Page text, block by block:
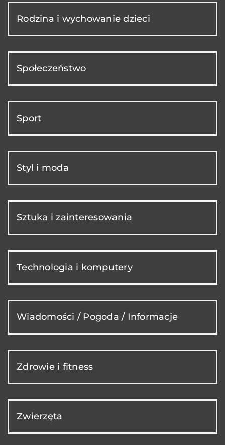
Rodzina i wychowanie dzieci
Społeczeństwo
Sport
Styl i moda
Sztuka i zainteresowania
Technologia i komputery
Wiadomości / Pogoda / Informacje
Zdrowie i fitness
Zwierzęta